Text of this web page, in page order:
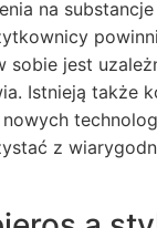
na
sobie jest
Istnieją także
z